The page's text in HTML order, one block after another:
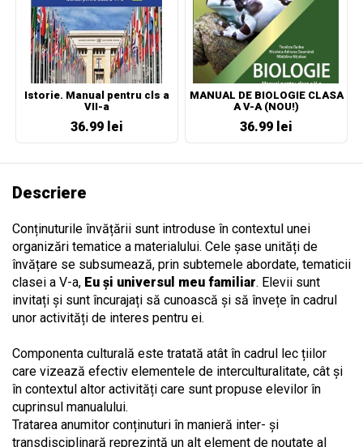
Istorie. Manual pentru cls a
VII-a
36.99 lei
MANUAL DE BIOLOGIE CLASA
A V-A (NOU!)
36.99 lei
Descriere
Conținuturile învățării sunt introduse în contextul unei
organizări tematice a materialului. Cele șase unități de
învățare se subsumează, prin subtemele abordate, tematicii
clasei a V-a, Eu și universul meu familiar. Elevii sunt
invitați și sunt încurajați să cunoască și să învețe în cadrul
unor activități de interes pentru ei.
Componenta culturală este tratată atât în cadrul lec țiilor
care vizează efectiv elementele de interculturalitate, cât și
în contextul altor activități care sunt propuse elevilor în
cuprinsul manualului.
Tratarea anumitor conținuturi în manieră inter- și
transdisciplinară reprezintă un alt element de noutate al